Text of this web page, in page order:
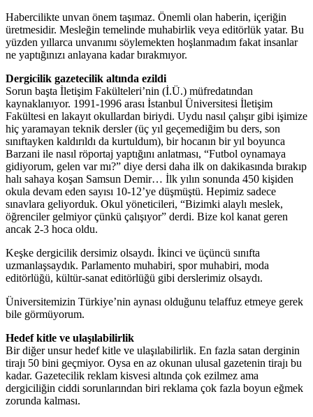
Habercilikte unvan önem taşımaz. Önemli olan haberin, içeriğin
üretmesidir. Mesleğin temelinde muhabirlik veya editörlük yatar. Bu
yüzden yıllarca unvanımı söylemekten hoşlanmadım fakat insanlar
ne yaptığınızı anlayana kadar bırakmıyor.
Dergicilik gazetecilik altında ezildi
Sorun başta İletişim Fakülteleri’nin (İ.Ü.) müfredatından
kaynaklanıyor. 1991-1996 arası İstanbul Üniversitesi İletişim
Fakültesi en lakayıt okullardan biriydi. Uydu nasıl çalışır gibi işimize
hiç yaramayan teknik dersler (üç yıl geçemediğim bu ders, son
sınıftayken kaldırıldı da kurtuldum), bir hocanın bir yıl boyunca
Barzani ile nasıl röportaj yaptığını anlatması, “Futbol oynamaya
gidiyorum, gelen var mı?” diye dersi daha ilk on dakikasında bırakıp
halı sahaya koşan Samsun Demir… İlk yılın sonunda 450 kişiden
okula devam eden sayısı 10-12’ye düşmüştü. Hepimiz sadece
sınavlara geliyorduk. Okul yöneticileri, “Bizimki alaylı meslek,
öğrenciler gelmiyor çünkü çalışıyor” derdi. Bize kol kanat geren
ancak 2-3 hoca oldu.
Keşke dergicilik dersimiz olsaydı. İkinci ve üçüncü sınıfta
uzmanlaşsaydık. Parlamento muhabiri, spor muhabiri, moda
editörlüğü, kültür-sanat editörlüğü gibi derslerimiz olsaydı.
Üniversitemizin Türkiye’nin aynası olduğunu telaffuz etmeye gerek
bile görmüyorum.
Hedef kitle ve ulaşılabilirlik
Bir diğer unsur hedef kitle ve ulaşılabilirlik. En fazla satan derginin
tirajı 50 bini geçmiyor. Oysa en az okunan ulusal gazetenin tirajı bu
kadar. Gazetecilik reklam kisvesi altında çok ezilmez ama
dergiciliğin ciddi sorunlarından biri reklama çok fazla boyun eğmek
zorunda kalması.